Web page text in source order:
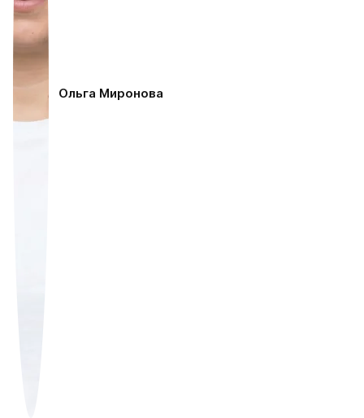
Ольга Миронова